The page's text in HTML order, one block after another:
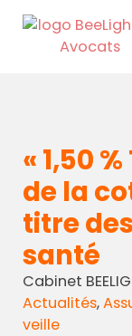
« 1,50
de la
titre
santé
Cabinet
Actualités,
veille